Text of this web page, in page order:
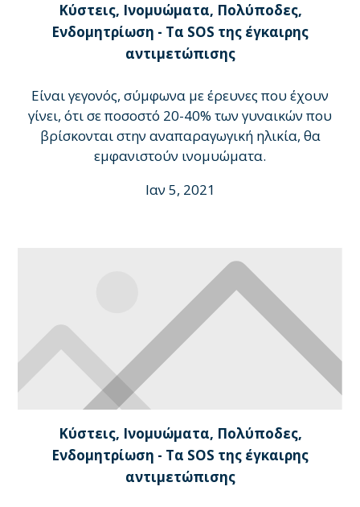
Κύστεις, Ινομυώματα, Πολύποδες,
Ενδομητρίωση - Τα SOS της έγκαιρης
αντιμετώπισης
Είναι γεγονός, σύμφωνα με έρευνες που έχουν
γίνει, ότι σε ποσοστό 20-40% των γυναικών που
βρίσκονται στην αναπαραγωγική ηλικία, θα
εμφανιστούν ινομυώματα.
Ιαν 5, 2021
Κύστεις, Ινομυώματα, Πολύποδες,
Ενδομητρίωση - Τα SOS της έγκαιρης
αντιμετώπισης